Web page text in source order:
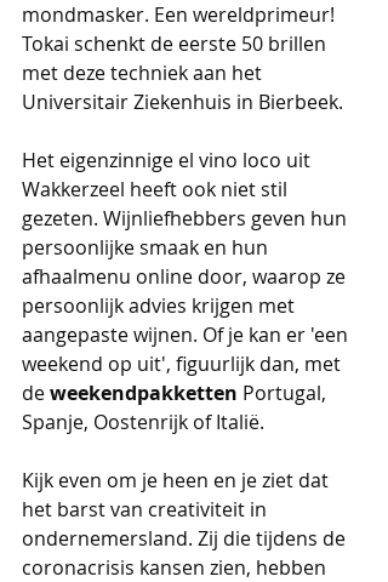
mondmasker. Een wereldprimeur!
Tokai schenkt de eerste 50 brillen
met deze techniek aan het
Universitair Ziekenhuis in Bierbeek.
Het eigenzinnige el vino loco uit
Wakkerzeel heeft ook niet stil
gezeten. Wijnliefhebbers geven hun
persoonlijke smaak en hun
afhaalmenu online door, waarop ze
persoonlijk advies krijgen met
aangepaste wijnen. Of je kan er 'een
weekend op uit', figuurlijk dan, met
de weekendpakketten Portugal,
Spanje, Oostenrijk of Italië.
Kijk even om je heen en je ziet dat
het barst van creativiteit in
ondernemersland. Zij die tijdens de
coronacrisis kansen zien, hebben